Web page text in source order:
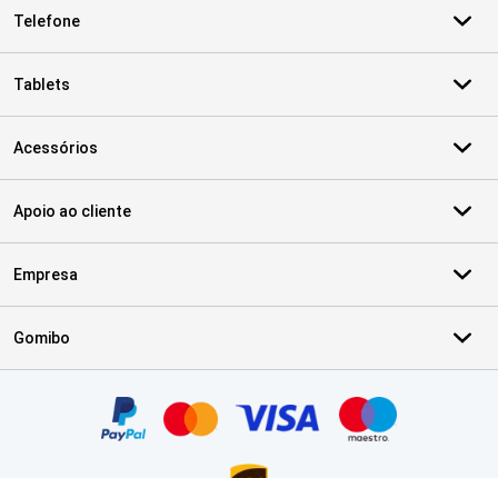
Telefone
Tablets
Acessórios
Apoio ao cliente
Empresa
Gomibo